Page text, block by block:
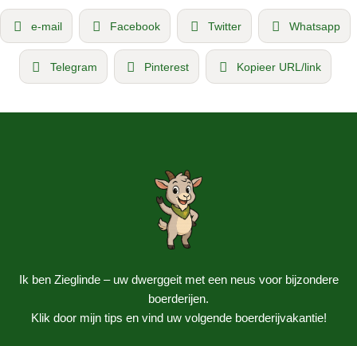
e-mail Facebook Twitter Whatsapp
Telegram Pinterest Kopieer URL/link
Ik ben Zieglinde – uw dwerggeit met een neus voor bijzondere
boerderijen.
Klik door mijn tips en vind uw volgende boerderijvakantie!